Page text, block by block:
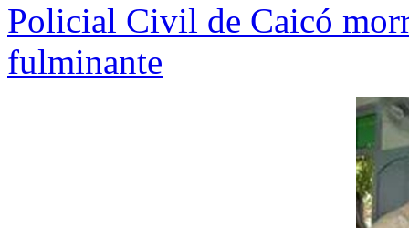
Policial Civil de Caicó
fulminante